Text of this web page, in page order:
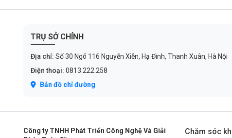
Chế độ xem toàn cảnh với tầm nhìn
Camera Ezviz H80xDual cam kết nâng cấp mức độ an ninh
bảo ghi lại mọi chi tiết nhỏ nhất giúp bạn có thể dễ dàng nhìn
năng quay quét, camera cung cấp khả năng bảo vệ toàn diện 360
TRỤ SỞ CHÍNH
Địa chỉ: Số 30 Ngõ 116 Nguyễn Xiễn, Hạ Đình, Thanh Xuân, Hà Nội
Điện thoại: 0813.222.258
Bản đồ chỉ đường
Công ty TNHH Phát Triển Công Nghệ Và Giải
Chăm sóc